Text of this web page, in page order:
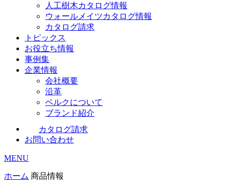
人工樹木カタログ情報
ウォールメイツカタログ情報
カタログ請求
トピックス
お役立ち情報
事例集
企業情報
会社概要
沿革
ベルクについて
ブランド紹介
カタログ請求
お問い合わせ
MENU
ホーム 商品情報